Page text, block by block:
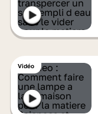
Vidéo